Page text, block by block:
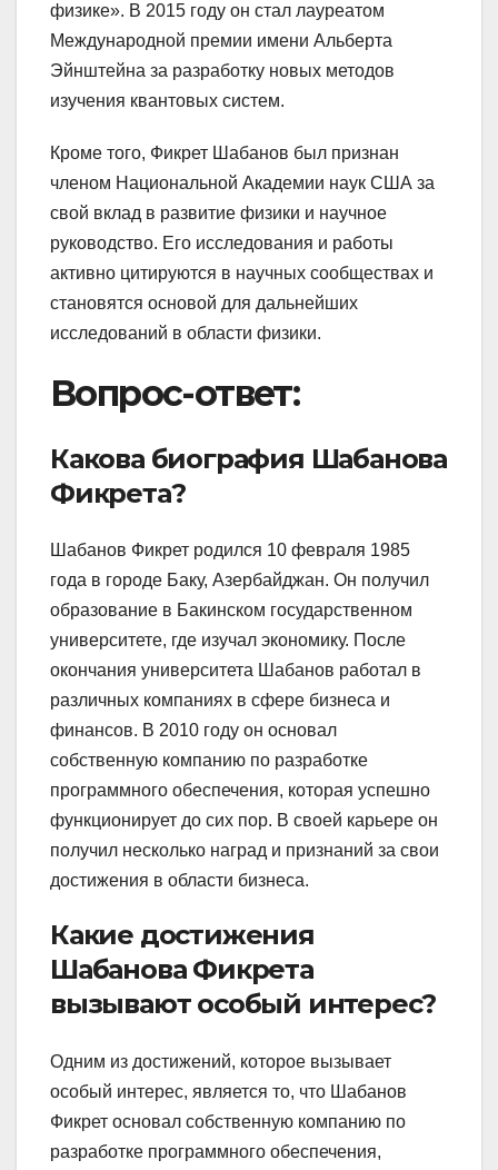
физике». В 2015 году он стал лауреатом
Международной премии имени Альберта
Эйнштейна за разработку новых методов
изучения квантовых систем.
Кроме того, Фикрет Шабанов был признан
членом Национальной Академии наук США за
свой вклад в развитие физики и научное
руководство. Его исследования и работы
активно цитируются в научных сообществах и
становятся основой для дальнейших
исследований в области физики.
Вопрос-ответ:
Какова биография Шабанова
Фикрета?
Шабанов Фикрет родился 10 февраля 1985
года в городе Баку, Азербайджан. Он получил
образование в Бакинском государственном
университете, где изучал экономику. После
окончания университета Шабанов работал в
различных компаниях в сфере бизнеса и
финансов. В 2010 году он основал
собственную компанию по разработке
программного обеспечения, которая успешно
функционирует до сих пор. В своей карьере он
получил несколько наград и признаний за свои
достижения в области бизнеса.
Какие достижения
Шабанова Фикрета
вызывают особый интерес?
Одним из достижений, которое вызывает
особый интерес, является то, что Шабанов
Фикрет основал собственную компанию по
разработке программного обеспечения,